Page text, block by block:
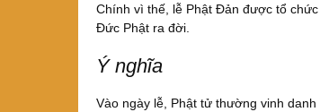
Chính vì thế, lễ Phật Đản được tổ
Đức Phật ra đời.
Ý nghĩa
Vào ngày lễ, Phật tử thường vinh